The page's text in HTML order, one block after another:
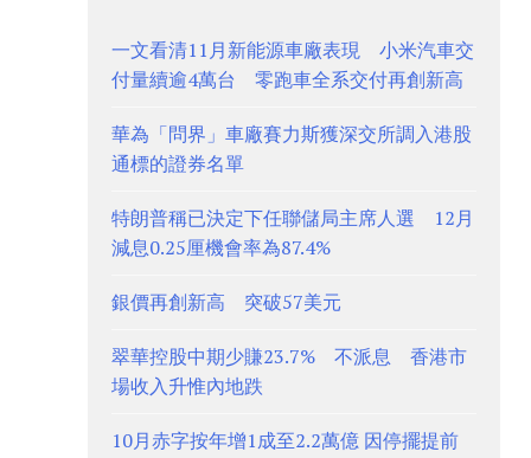
一文看清11月新能源車廠表現 小米汽車交
付量續逾4萬台 零跑車全系交付再創新高
華為「問界」車廠賽力斯獲深交所調入港股
通標的證券名單
特朗普稱已決定下任聯儲局主席人選 12月
減息0.25厘機會率為87.4%
銀價再創新高 突破57美元
翠華控股中期少賺23.7% 不派息 香港市
場收入升惟內地跌
10月赤字按年增1成至2.2萬億 因停擺提前